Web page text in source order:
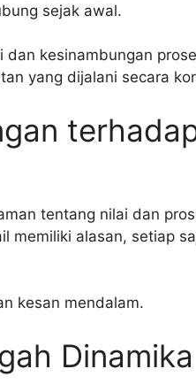
sejak awal.
kesinambungan
yang dijalani secara
tentang nilai dan
memiliki alasan, setiap
kesan mendalam.
Dinamika